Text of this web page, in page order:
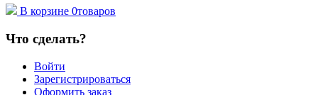
В корзине 0товаров
Что сделать?
Войти
Зарегистрироваться
Оформить заказ